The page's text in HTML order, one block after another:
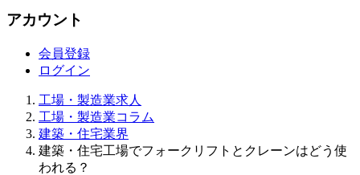
アカウント
会員登録
ログイン
工場・製造業求人
工場・製造業コラム
建築・住宅業界
建築・住宅工場でフォークリフトとクレーンはどう使
われる？